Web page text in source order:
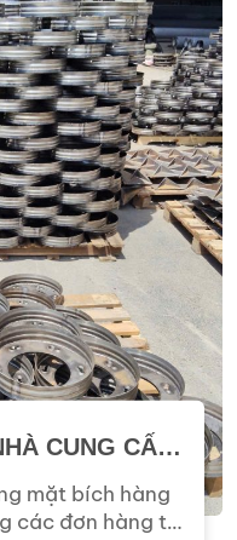
CUNG CẤP
CHO CÁC
VÀ XÂY DỰNG
mặt bích hàng
các đơn hàng từ